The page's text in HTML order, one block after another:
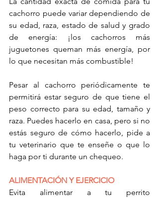
cachorro puede variar dependiendo de
su edad, raza, estado de salud y grado
de energía: ¡los cachorros más
juguetones queman más energía, por
lo que necesitan más combustible!
Pesar al cachorro periódicamente te
permitirá estar seguro de que tiene el
peso correcto para su edad, tamaño y
raza. Puedes hacerlo en casa, pero si no
estás seguro de cómo hacerlo, pide a
tu veterinario que te enseñe o que lo
haga por ti durante un chequeo.
ALIMENTACIÓN Y EJERCICIO
Evita alimentar a tu perrito